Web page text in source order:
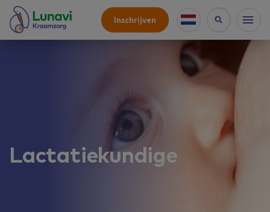
Inschrijven
Lactatiekundige